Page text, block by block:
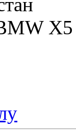
X5